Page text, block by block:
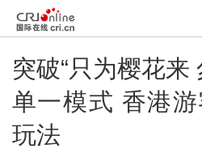
突破“只为樱花来
单一模式 香港
玩法